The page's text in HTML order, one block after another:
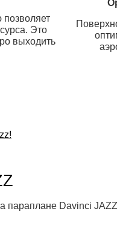
Это
выходить
Davinci